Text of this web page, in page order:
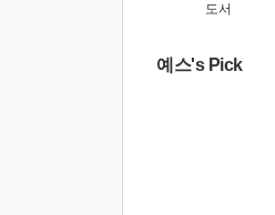
도서
예스's Pick